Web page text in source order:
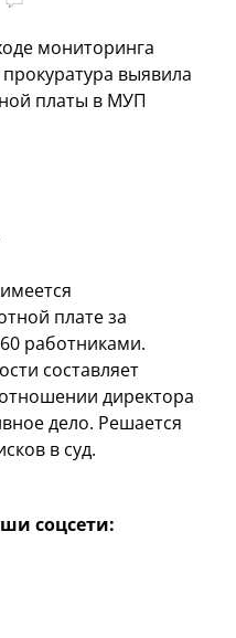
мониторинга
выявила
платы в МУП
плате за
работниками.
составляет
директора
дело. Решается
в суд.
соцсети: